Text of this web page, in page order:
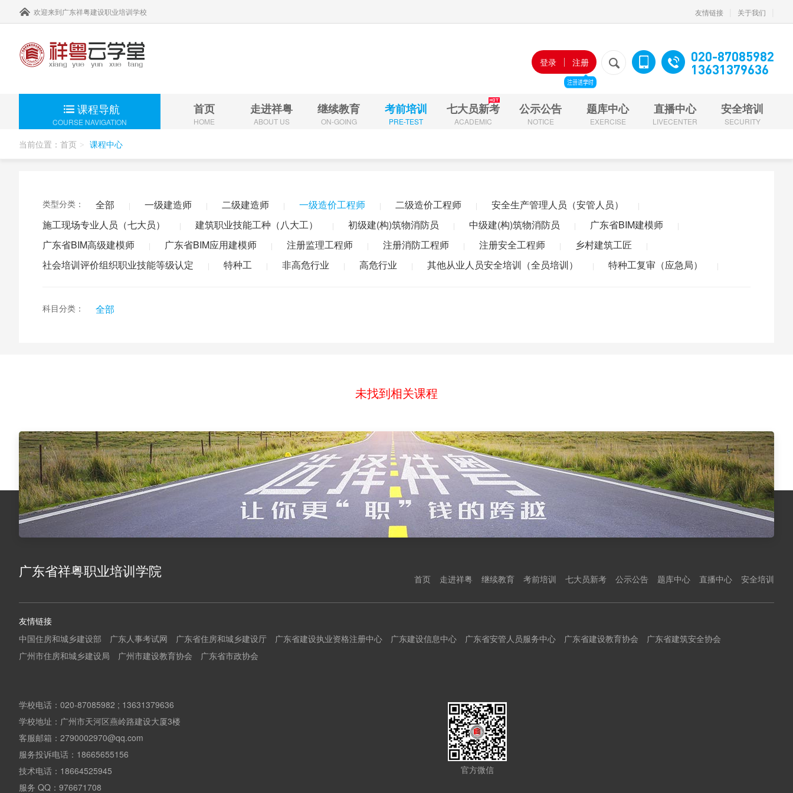
欢迎来到广东祥粤建设职业培训学校 友情链接 关于我们
020-87085982
13631379636
登录 注册
课程导航
COURSE NAVIGATION
考前培训 >
一级建造师 二级建造师 一级造价工程师 二级造价工程师 安全生产管理人员（安管人员）
施工现场专业人员（七大员）
建筑职业技能工种（八大工）
初级建(构)筑物消防员 中级建(构)筑物消防员 广东省BIM建模师 广东省BIM高级建模师
广东省BIM应用建模师
注册监理工程师 注册消防工程师 注册安全工程师 乡村建筑工匠 社会培训评价组织职业技能等级认定 特种工
消防安全责任
人 >
人 >
首页
HOME
走进祥粤
ABOUT US
继续教育
ON-GOING
考前培训
PRE-TEST
七大员新考
ACADEMIC
公示公告
NOTICE
题库中心
EXERCISE
直播中心
LIVECENTER
安全培训
SECURITY
当前位置： 首页 > 课程中心
类型分类： 全部 | 一级建造师 | 二级建造师 | 一级造价工程师 | 二级造价工程师 | 安全生产管理人员（安管人员） |
施工现场专业人员（七大员） | 建筑职业技能工种（八大工） | 初级建(构)筑物消防员 | 中级建(构)筑物消防员 | 广东省BIM建模师 |
广东省BIM高级建模师 | 广东省BIM应用建模师 | 注册监理工程师 | 注册消防工程师 | 注册安全工程师 | 乡村建筑工匠 |
社会培训评价组织职业技能等级认定 | 特种工 | 非高危行业 | 高危行业 | 其他从业人员安全培训（全员培训） | 特种工复审（应急局） |
科目分类： 全部
未找到相关课程
广东省祥粤职业培训学院 首页 走进祥粤 继续教育 考前培训 七大员新考 公示公告 题库中心 直播中心 安全培训
友情链接
中国住房和城乡建设部
广东人事考试网 广东省住房和城乡建设厅 广东省建设执业资格注册中心 广东建设信息中心 广东省安管人员服务中心 广东省建设教育协会
广东省建筑安全协会
广州市住房和城乡建设局
广州市建设教育协会 广东省市政协会
学校电话：020-87085982 ; 13631379636
学校地址：广州市天河区燕岭路建设大厦3楼
客服邮箱：2790002970@qq.com
服务投诉电话：18665655156
技术电话：18664525945
服务 QQ：976671708
官方微信